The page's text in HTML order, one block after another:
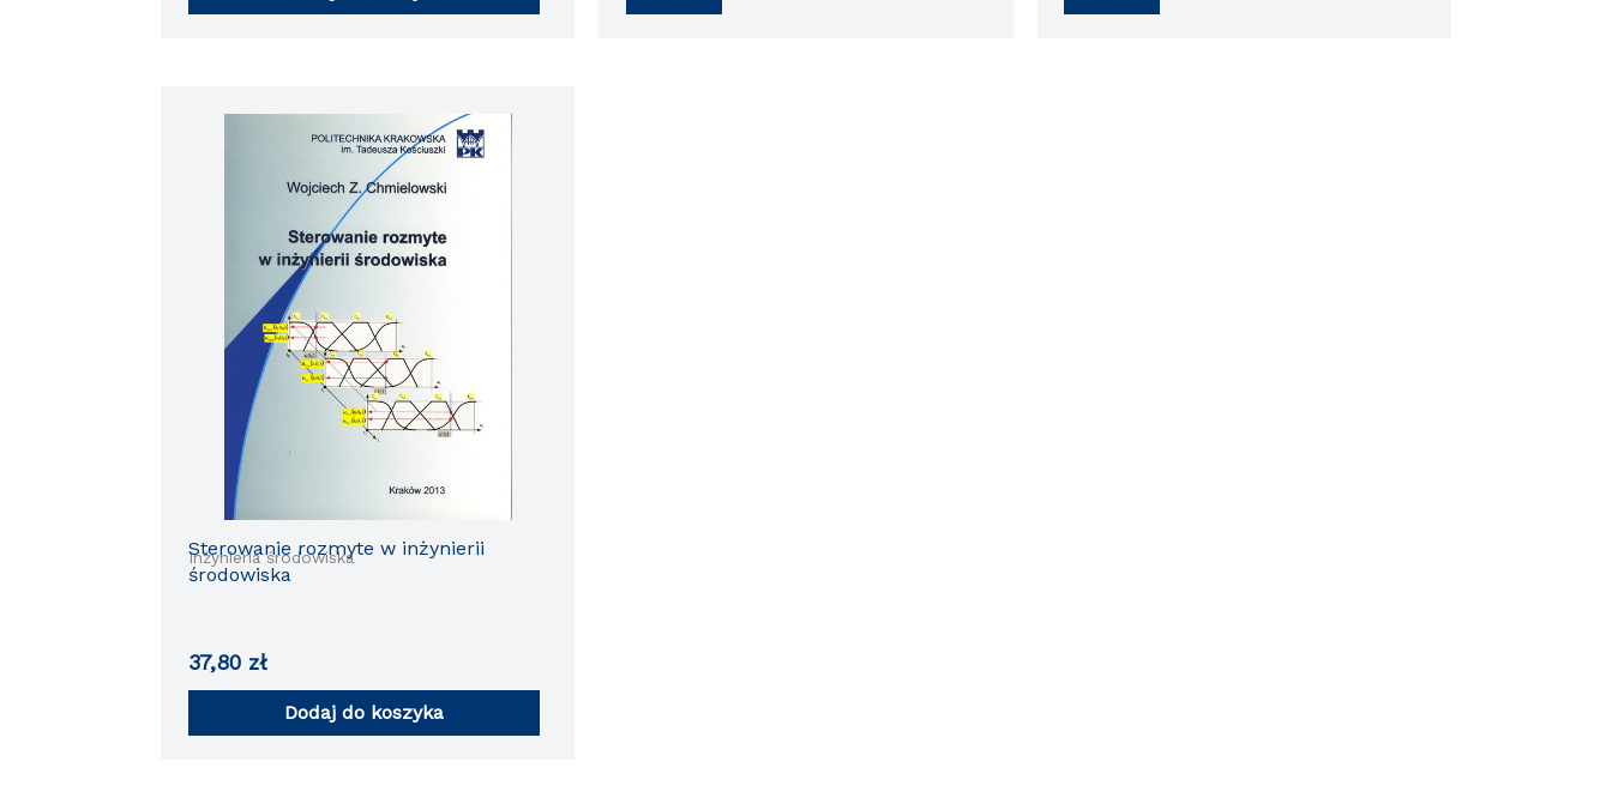
Inżynieria środowiska
Sterowanie rozmyte w inżynierii
środowiska
37,80 zł
Dodaj do koszyka